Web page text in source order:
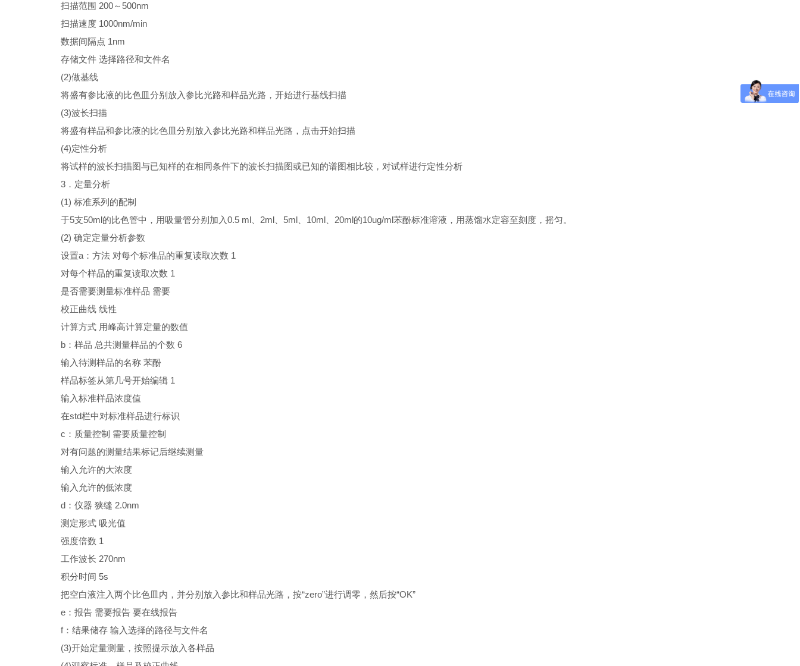
扫描范围 200～500nm
扫描速度 1000nm/min
数据间隔点 1nm
存储文件 选择路径和文件名
(2)做基线
将盛有参比液的比色皿分别放入参比光路和样品光路，开始进行基线扫描
(3)波长扫描
将盛有样品和参比液的比色皿分别放入参比光路和样品光路，点击开始扫描
(4)定性分析
将试样的波长扫描图与已知样的在相同条件下的波长扫描图或已知的谱图相比较，对试样进行定性分析
3 ．定量分析
(1) 标准系列的配制
于5支50ml的比色管中，用吸量管分别加入0.5 ml、2ml、5ml、10ml、20ml的10ug/ml苯酚标准溶液，用蒸馏水定容至刻度，摇匀。
(2) 确定定量分析参数
设置a：方法 对每个标准品的重复读取次数 1
对每个样品的重复读取次数 1
是否需要测量标准样品 需要
校正曲线 线性
计算方式 用峰高计算定量的数值
b ：样品 总共测量样品的个数 6
输入待测样品的名称 苯酚
样品标签从第几号开始编辑 1
输入标准样品浓度值
在std栏中对标准样品进行标识
c ：质量控制 需要质量控制
对有问题的测量结果标记后继续测量
输入允许的大浓度
输入允许的低浓度
d ：仪器 狭缝 2.0nm
测定形式 吸光值
强度倍数 1
工作波长 270nm
积分时间 5s
把空白液注入两个比色皿内，并分别放入参比和样品光路，按“zero”进行调零，然后按“OK”
e ：报告 需要报告 要在线报告
f：结果储存 输入选择的路径与文件名
(3)开始定量测量，按照提示放入各样品